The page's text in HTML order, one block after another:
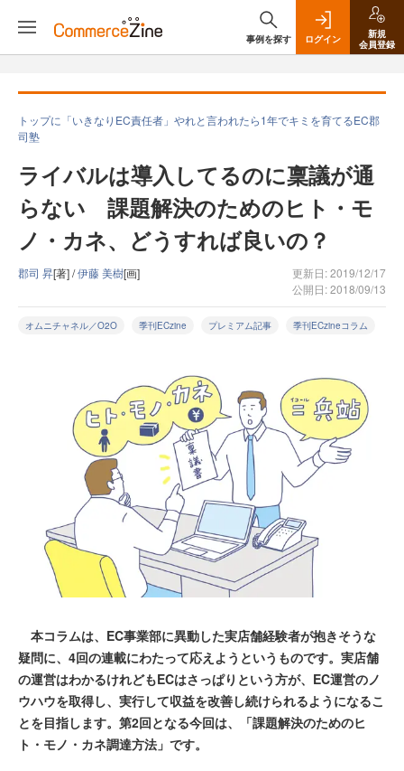
事例を探す ログイン
新規
会員登録
トップに「いきなりEC責任者」やれと言われたら1年でキミを育てるEC郡
司塾
ライバルは導入してるのに稟議が通
らない 課題解決のためのヒト・モ
ノ・カネ、どうすれば良いの？
郡司 昇[著] /伊藤 美樹[画]
更新日: 2019/12/17
公開日: 2018/09/13
オムニチャネル／O2O 季刊ECzine プレミアム記事 季刊ECzineコラム
本コラムは、EC事業部に異動した実店舗経験者が抱きそうな
疑問に、4回の連載にわたって応えようというものです。実店舗
の運営はわかるけれどもECはさっぱりという方が、EC運営のノ
ウハウを取得し、実行して収益を改善し続けられるようになるこ
とを目指します。第2回となる今回は、「課題解決のためのヒ
ト・モノ・カネ調達方法」です。